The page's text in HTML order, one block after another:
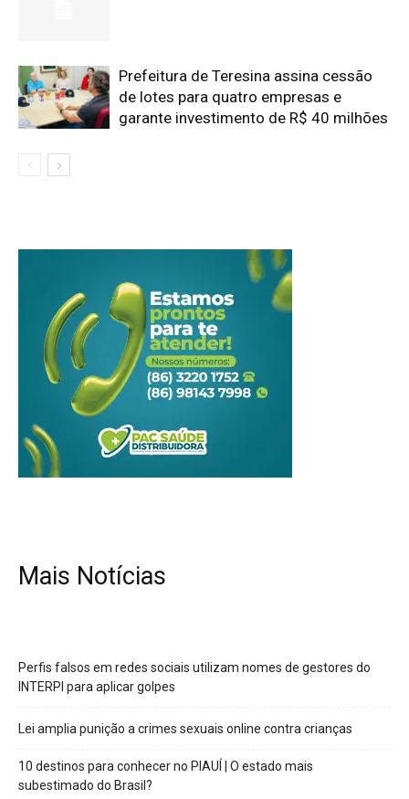
Prefeitura de Teresina assina cessão
de lotes para quatro empresas e
garante investimento de R$ 40 milhões
Mais Notícias
Perfis falsos em redes sociais utilizam nomes de gestores do
INTERPI para aplicar golpes
Lei amplia punição a crimes sexuais online contra crianças
10 destinos para conhecer no PIAUÍ | O estado mais
subestimado do Brasil?